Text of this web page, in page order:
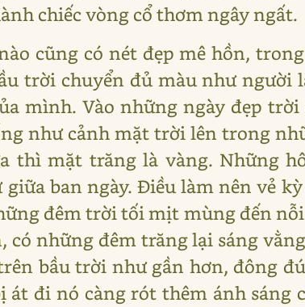
chiếc vòng cổ thơm ngây ngất.
cũng có nét đẹp mê hồn,
trời chuyển đủ màu như người
mình. Vào những ngày đẹp trời
như cảnh mặt trời lên trong
thì mặt trăng là vàng. Những
ban ngày. Điều làm nên vẻ
đêm trời tối mịt mùng đến
những đêm trăng lại sáng
bầu trời như gần hơn, đông
đi nó càng rót thêm ánh sáng